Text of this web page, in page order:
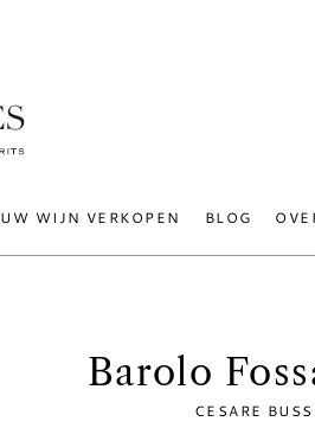
UW WIJN VERKOPEN BLOG
Barolo
CESARE